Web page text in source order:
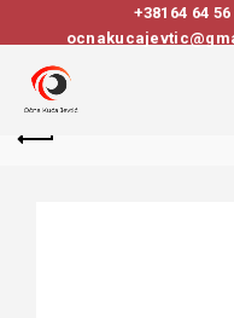
+38164 64 56